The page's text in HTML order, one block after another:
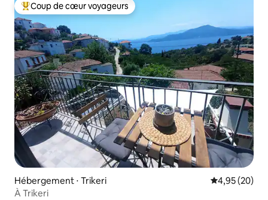
Coups de cœur voyageurs les plus appréciés
Coup de cœur voyageurs
Hébergement ⋅ Trikeri Évaluation
4,95 (20)
À Trikeri